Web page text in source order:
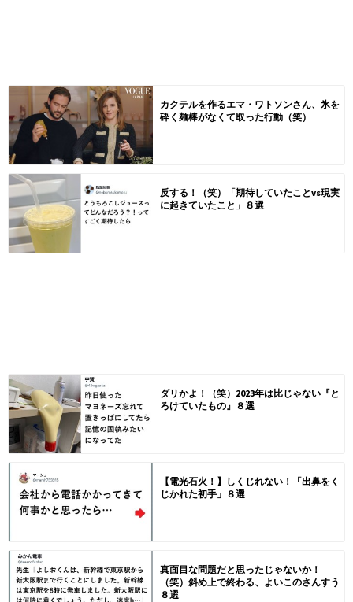
カクテルを作るエマ・ワトソンさん、氷を
砕く麺棒がなくて取った行動（笑）
反する！（笑）「期待していたことvs現実
に起きていたこと」８選
ダリかよ！（笑）2023年は比じゃない『と
ろけていたもの』８選
【電光石火！】しくじれない！「出鼻をく
じかれた初手」８選
真面目な問題だと思ったじゃないか！
（笑）斜め上で終わる、よいこのさんすう
８選